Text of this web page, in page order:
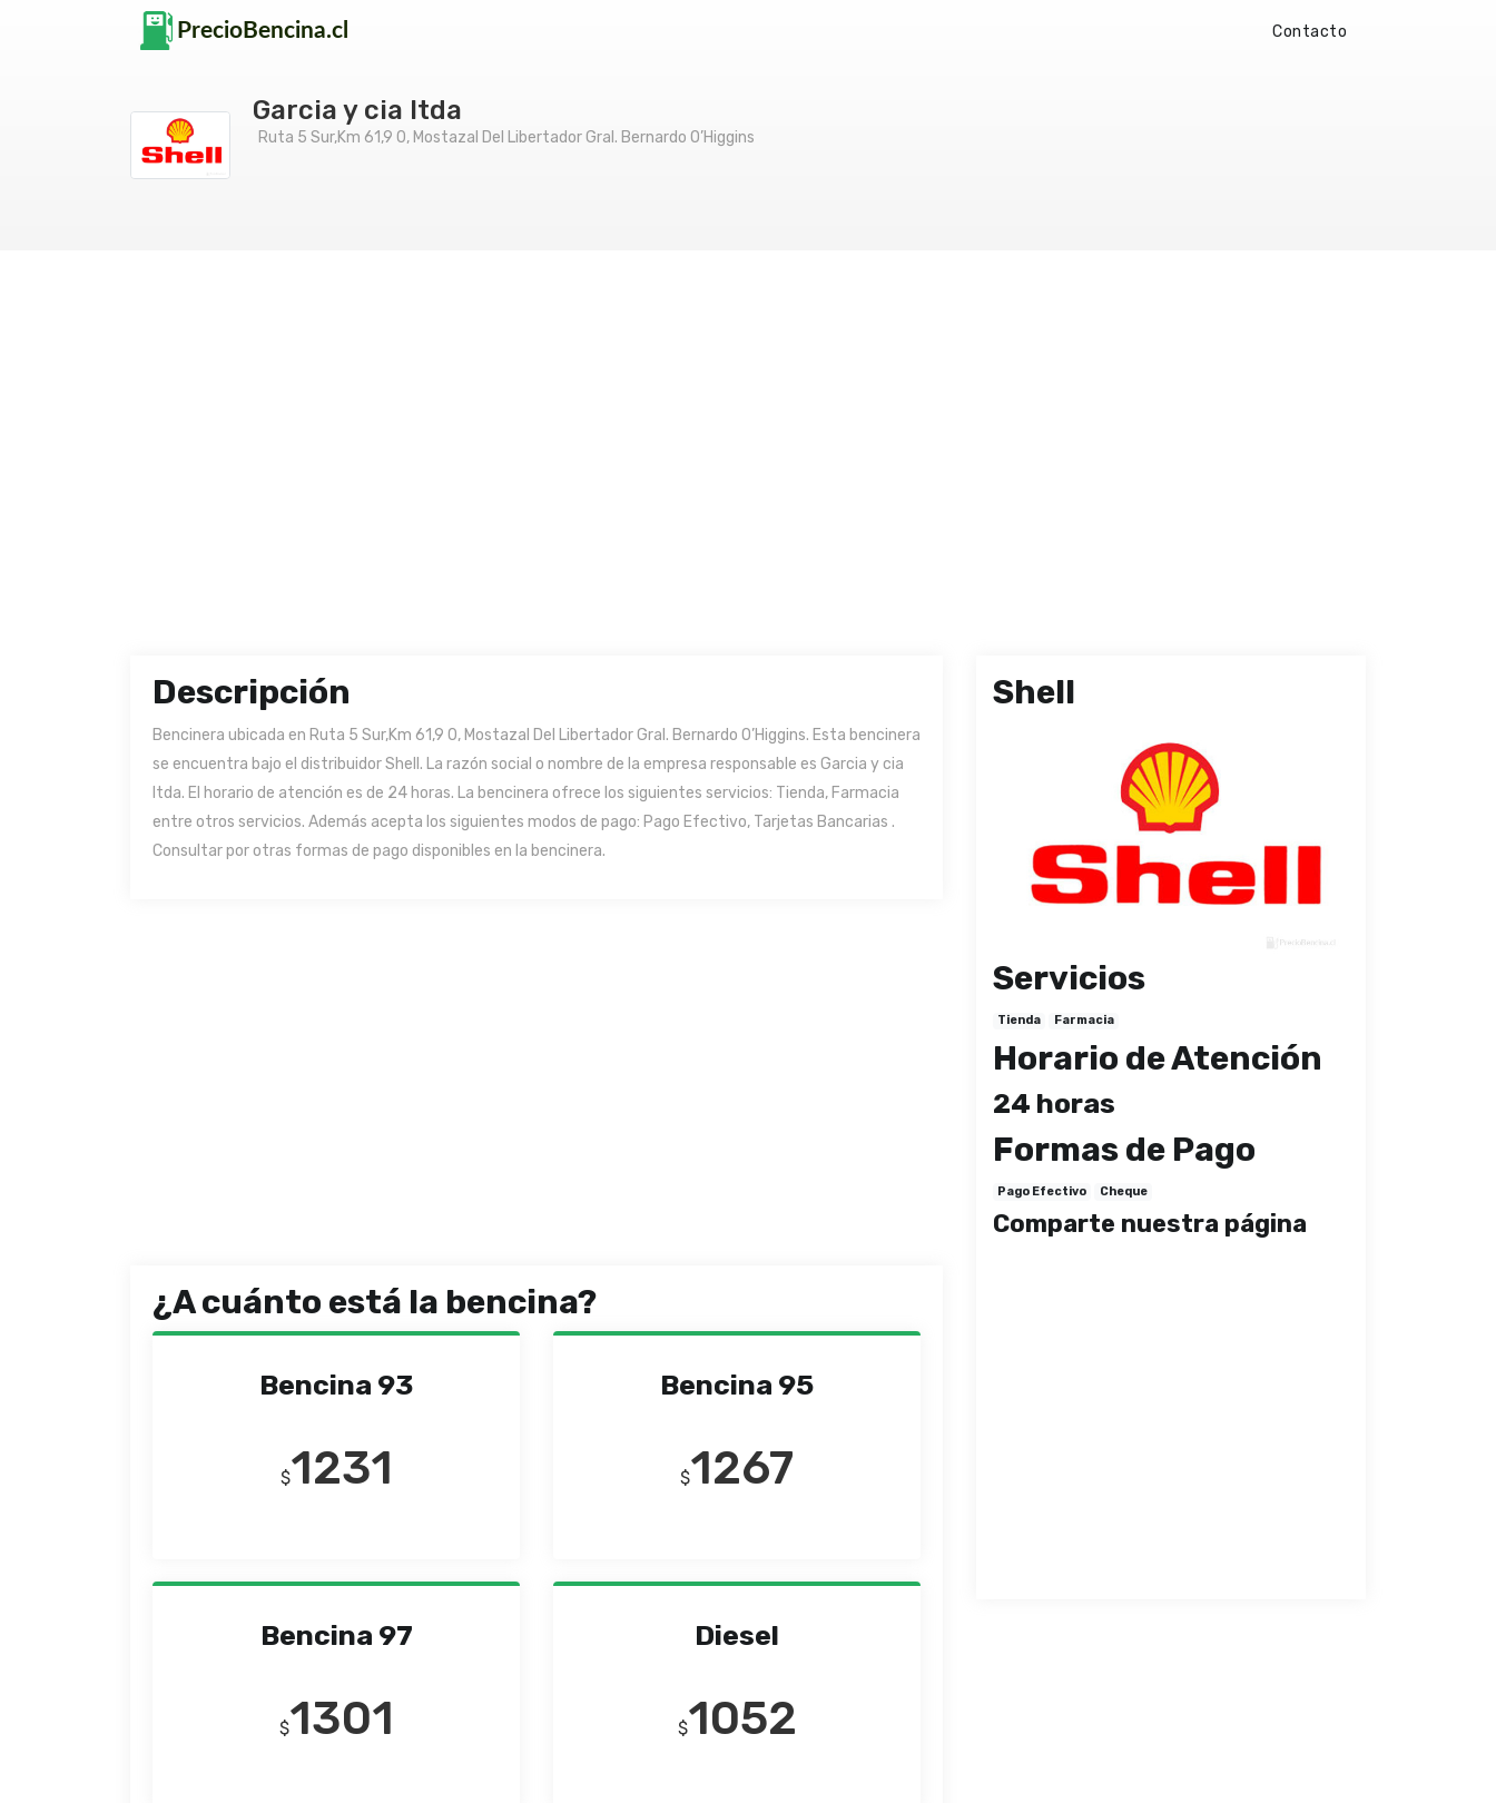
Contacto
Garcia y cia ltda
Ruta 5 Sur,Km 61,9 0, Mostazal Del Libertador Gral. Bernardo O’Higgins
Descripción
Bencinera ubicada en Ruta 5 Sur,Km 61,9 0, Mostazal Del Libertador Gral. Bernardo O’Higgins. Esta bencinera
se encuentra bajo el distribuidor Shell. La razón social o nombre de la empresa responsable es Garcia y cia
ltda. El horario de atención es de 24 horas. La bencinera ofrece los siguientes servicios: Tienda, Farmacia
entre otros servicios. Además acepta los siguientes modos de pago: Pago Efectivo, Tarjetas Bancarias .
Consultar por otras formas de pago disponibles en la bencinera.
¿A cuánto está la bencina?
Bencina 93
$1231
Bencina 95
$1267
Bencina 97
$1301
Diesel
$1052
Shell
Servicios
Tienda Farmacia
Horario de Atención
24 horas
Formas de Pago
Pago Efectivo Cheque
Comparte nuestra página